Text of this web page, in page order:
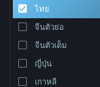
ฝ่ายสนับสนุน
เปลี่ยนภาษา
รับแอป Steam แบบพกพา
ไทย
จีนตัวย่อ
จีนตัวเต็ม
ญี่ปุ่น
เกาหลี
จัดเรียงตาม
0 ผลลัพธ์ตรงกับที่คุณค้นห
แต่งของคุณ